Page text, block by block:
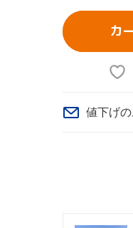
カ
値下げ